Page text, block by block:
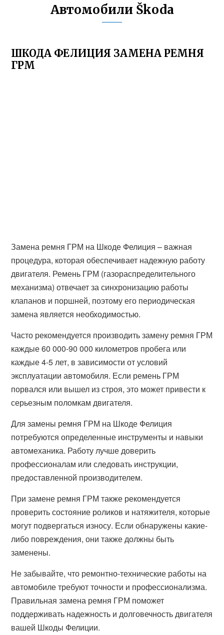
Автомобили Škoda
ШКОДА ФЕЛИЦИЯ ЗАМЕНА РЕМНЯ
ГРМ
Замена ремня ГРМ на Шкоде Фелиция – важная
процедура, которая обеспечивает надежную работу
двигателя. Ремень ГРМ (газораспределительного
механизма) отвечает за синхронизацию работы
клапанов и поршней, поэтому его периодическая
замена является необходимостью.
Часто рекомендуется производить замену ремня ГРМ
каждые 60 000-90 000 километров пробега или
каждые 4-5 лет, в зависимости от условий
эксплуатации автомобиля. Если ремень ГРМ
порвался или вышел из строя, это может привести к
серьезным поломкам двигателя.
Для замены ремня ГРМ на Шкоде Фелиция
потребуются определенные инструменты и навыки
автомеханика. Работу лучше доверить
профессионалам или следовать инструкции,
предоставленной производителем.
При замене ремня ГРМ также рекомендуется
проверить состояние роликов и натяжителя, которые
могут подвергаться износу. Если обнаружены какие-
либо повреждения, они также должны быть
заменены.
Не забывайте, что ремонтно-технические работы на
автомобиле требуют точности и профессионализма.
Правильная замена ремня ГРМ поможет
поддерживать надежность и долговечность двигателя
вашей Шкоды Фелиции.